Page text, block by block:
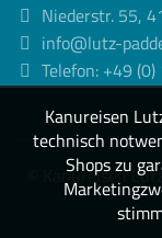
Niederstr. 55,
info@lutz-
Telefon: +49
© Kanureisen
Kanureisen
technisch
Shops zu